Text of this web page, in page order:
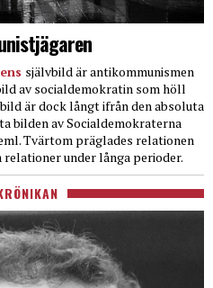
självbild är antikommunismen
av socialdemokratin som höll
är dock långt ifrån den absoluta
bilden av Socialdemokraterna
Tvärtom präglades relationen
under långa perioder.